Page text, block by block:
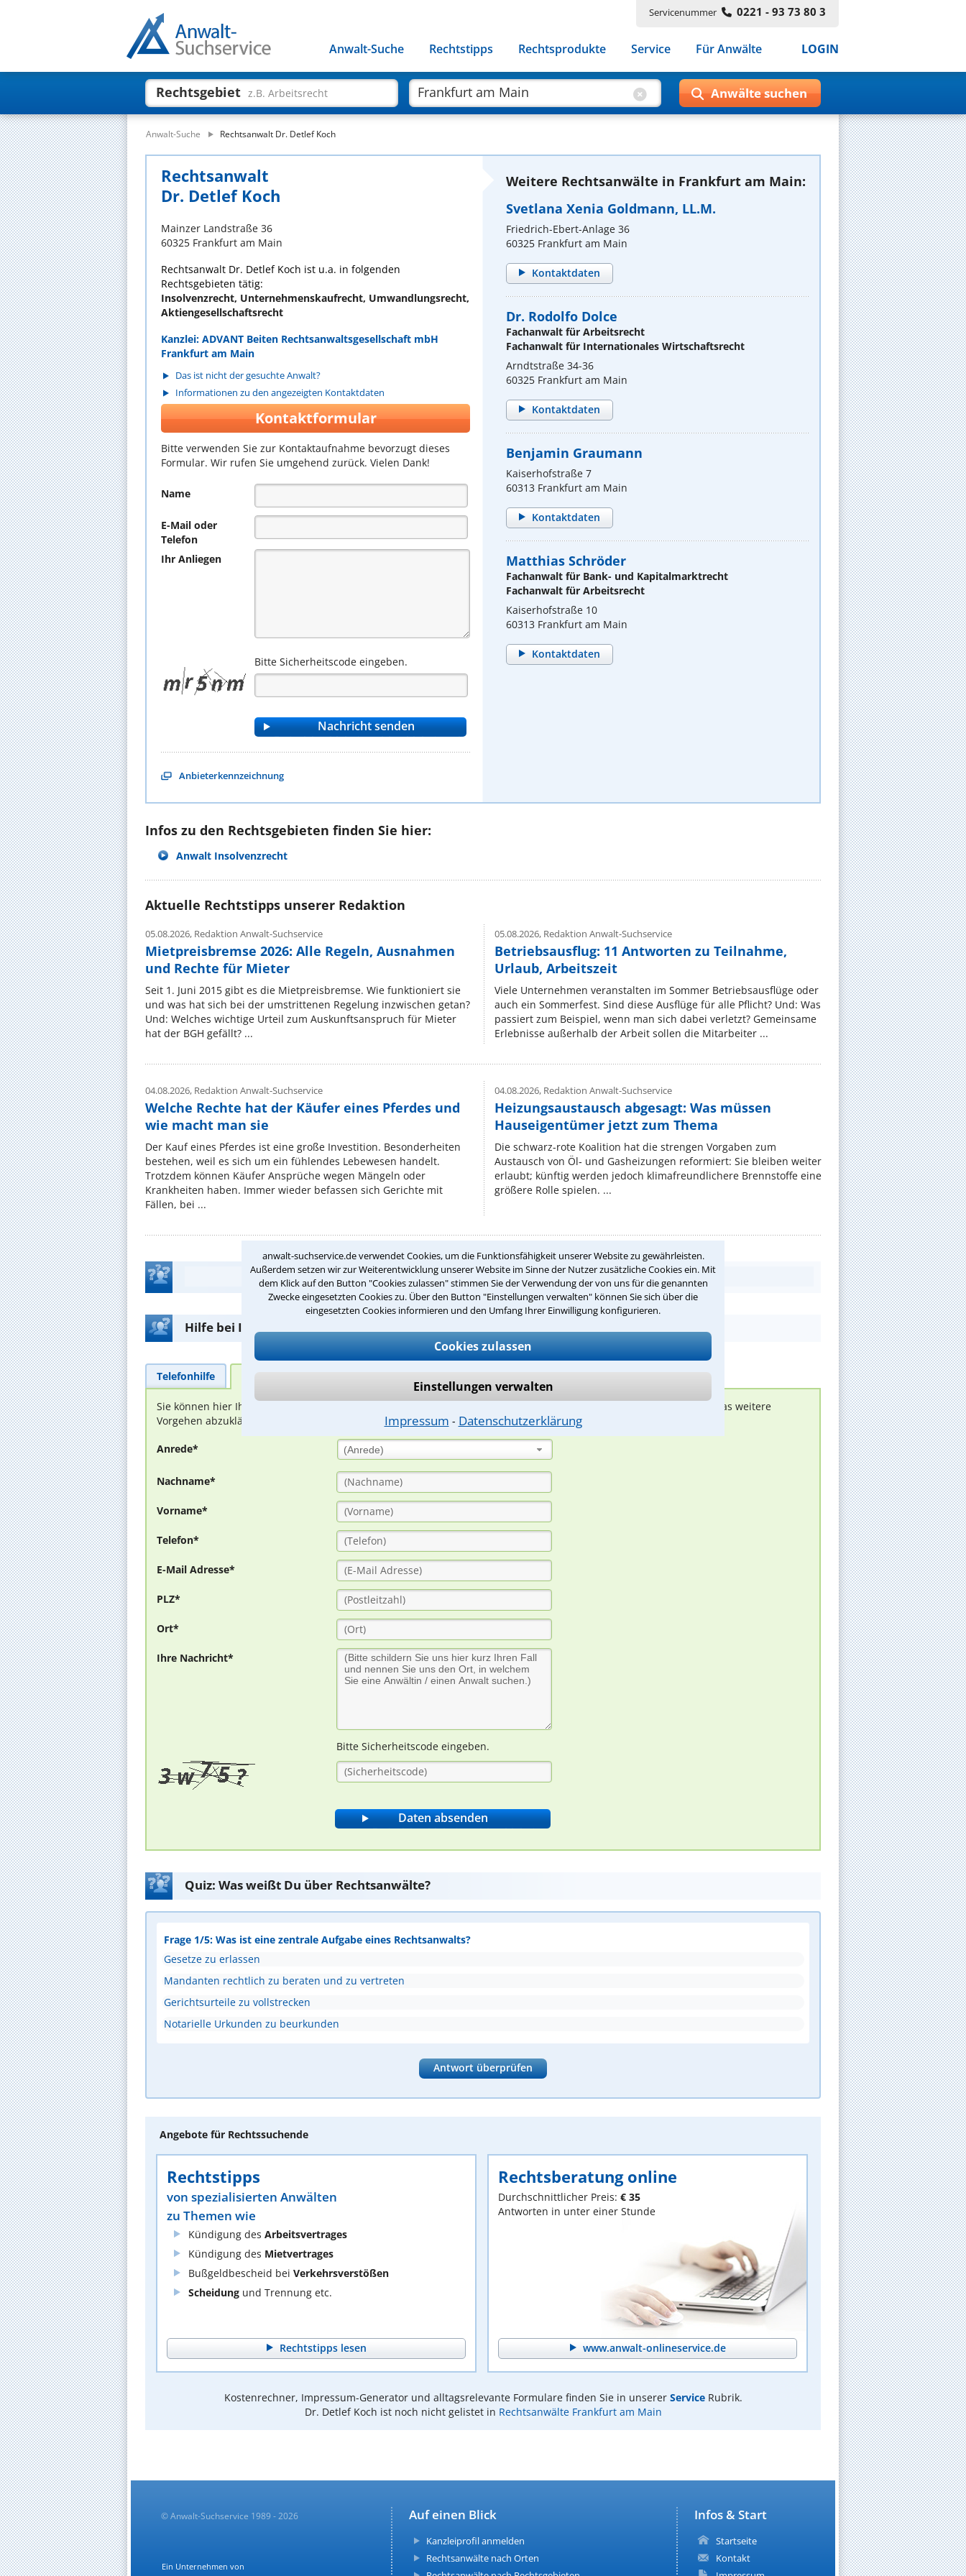
anwalt-suchservice.de verwendet Cookies, um die Funktionsfähigkeit unserer Website zu gewährleisten.
Außerdem setzen wir zur Weiterentwicklung unserer Website im Sinne der Nutzer zusätzliche Cookies ein. Mit
dem Klick auf den Button "Cookies zulassen" stimmen Sie der Verwendung der von uns für die genannten
Zwecke eingesetzten Cookies zu. Über den Button "Einstellungen verwalten" können Sie sich über die
eingesetzten Cookies informieren und den Umfang Ihrer Einwilligung konfigurieren.
Cookies zulassen
Einstellungen verwalten
Impressum ⁃ Datenschutzerklärung
Servicenummer 0221 - 93 73 80 3
Anwalt-Suche Rechtstipps Rechtsprodukte Service Für Anwälte LOGIN
Rechtsgebiet z.B. Arbeitsrecht
Anwalt-Suche Rechtsanwalt Dr. Detlef Koch
Rechtsanwalt
Dr. Detlef Koch
Mainzer Landstraße 36
60325 Frankfurt am Main
Rechtsanwalt Dr. Detlef Koch ist u.a. in folgenden
Rechtsgebieten tätig:
Insolvenzrecht, Unternehmenskaufrecht, Umwandlungsrecht,
Aktiengesellschaftsrecht
Kanzlei: ADVANT Beiten Rechtsanwaltsgesellschaft mbH
Frankfurt am Main
Das ist nicht der gesuchte Anwalt?
Informationen zu den angezeigten Kontaktdaten
Kontaktformular
Bitte verwenden Sie zur Kontaktaufnahme bevorzugt dieses
Formular. Wir rufen Sie umgehend zurück. Vielen Dank!
Name
E-Mail oder
Telefon
Ihr Anliegen
Bitte Sicherheitscode eingeben.
Anbieterkennzeichnung
Weitere Rechtsanwälte in Frankfurt am Main:
Svetlana Xenia Goldmann, LL.M.
Friedrich-Ebert-Anlage 36
60325 Frankfurt am Main
Kontaktdaten
Dr. Rodolfo Dolce
Fachanwalt für Arbeitsrecht
Fachanwalt für Internationales Wirtschaftsrecht
Arndtstraße 34-36
60325 Frankfurt am Main
Kontaktdaten
Benjamin Graumann
Kaiserhofstraße 7
60313 Frankfurt am Main
Kontaktdaten
Matthias Schröder
Fachanwalt für Bank- und Kapitalmarktrecht
Fachanwalt für Arbeitsrecht
Kaiserhofstraße 10
60313 Frankfurt am Main
Kontaktdaten
Infos zu den Rechtsgebieten finden Sie hier:
Anwalt Insolvenzrecht
Aktuelle Rechtstipps unserer Redaktion
05.08.2026, Redaktion Anwalt-Suchservice
Mietpreisbremse 2026: Alle Regeln, Ausnahmen
und Rechte für Mieter
Seit 1. Juni 2015 gibt es die Mietpreisbremse. Wie funktioniert sie
und was hat sich bei der umstrittenen Regelung inzwischen getan?
Und: Welches wichtige Urteil zum Auskunftsanspruch für Mieter
hat der BGH gefällt? ...
05.08.2026,Redaktion Anwalt-Suchservice
Betriebsausflug: 11 Antworten zu Teilnahme,
Urlaub, Arbeitszeit
Viele Unternehmen veranstalten im Sommer Betriebsausflüge oder
auch ein Sommerfest. Sind diese Ausflüge für alle Pflicht? Und: Was
passiert zum Beispiel, wenn man sich dabei verletzt? Gemeinsame
Erlebnisse außerhalb der Arbeit sollen die Mitarbeiter ...
04.08.2026, Redaktion Anwalt-Suchservice
Welche Rechte hat der Käufer eines Pferdes und
wie macht man sie
Der Kauf eines Pferdes ist eine große Investition. Besonderheiten
bestehen, weil es sich um ein fühlendes Lebewesen handelt.
Trotzdem können Käufer Ansprüche wegen Mängeln oder
Krankheiten haben. Immer wieder befassen sich Gerichte mit
Fällen, bei ...
04.08.2026,Redaktion Anwalt-Suchservice
Heizungsaustausch abgesagt: Was müssen
Hauseigentümer jetzt zum Thema
Die schwarz-rote Koalition hat die strengen Vorgaben zum
Austausch von Öl‑ und Gasheizungen reformiert: Sie bleiben weiter
erlaubt; künftig werden jedoch klimafreundlichere Brennstoffe eine
größere Rolle spielen. ...
Teste Dein Rechtswissen
Hilfe bei Ihrer Anwaltsuche?
Telefonhilfe Beratungsanfrage
Sie können hier Ihren Fall schildern. Anschließend werden sich spezialisierte Rechtsanwälte bei Ihnen melden, um das weitere
Vorgehen abzuklären. Die Rückmeldung durch einen Anwalt ist für Sie kostenlos.
Anrede* (Anrede)
Nachname*
Vorname*
Telefon*
E-Mail Adresse*
PLZ*
Ort*
Ihre Nachricht*
Bitte Sicherheitscode eingeben.
Quiz: Was weißt Du über Rechtsanwälte?
Frage 1/5: Was ist eine zentrale Aufgabe eines Rechtsanwalts?
Gesetze zu erlassen
Mandanten rechtlich zu beraten und zu vertreten
Gerichtsurteile zu vollstrecken
Notarielle Urkunden zu beurkunden
Antwort überprüfen
Angebote für Rechtssuchende
Rechtstipps
von spezialisierten Anwälten
zu Themen wie
Kündigung des Arbeitsvertrages
Kündigung des Mietvertrages
Bußgeldbescheid bei Verkehrsverstößen
Scheidung und Trennung etc.
Rechtstipps lesen
Rechtsberatung online
Durchschnittlicher Preis: € 35
Antworten in unter einer Stunde
www.anwalt-onlineservice.de
Kostenrechner, Impressum-Generator und alltagsrelevante Formulare finden Sie in unserer ServiceRubrik.
Dr. Detlef Koch ist noch nicht gelistet in Rechtsanwälte Frankfurt am Main
Infos & Start
Startseite
Kontakt
Auf einen Blick
Kanzleiprofil anmelden
Rechtsanwälte nach Orten
© Anwalt-Suchservice 1989 - 2026
Ein Unternehmen von